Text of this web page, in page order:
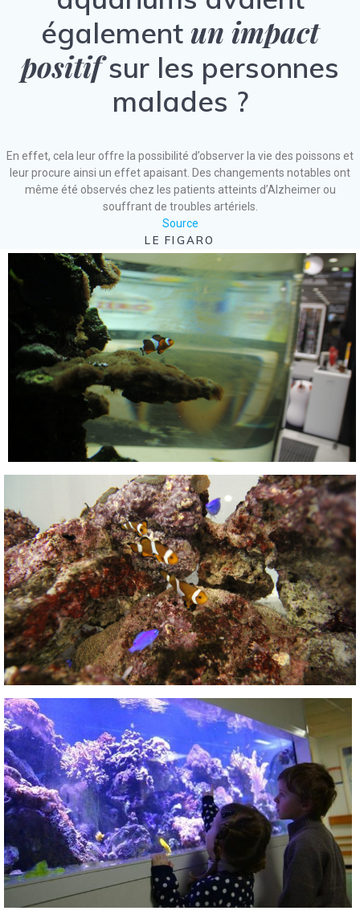
également un impact
positifsur les personnes
malades ?
En effet, cela leur offre la possibilité d’observer la vie des poissons et
leur procure ainsi un effet apaisant. Des changements notables ont
même été observés chez les patients atteints d’Alzheimer ou
souffrant de troubles artériels.
Source
LE FIGARO